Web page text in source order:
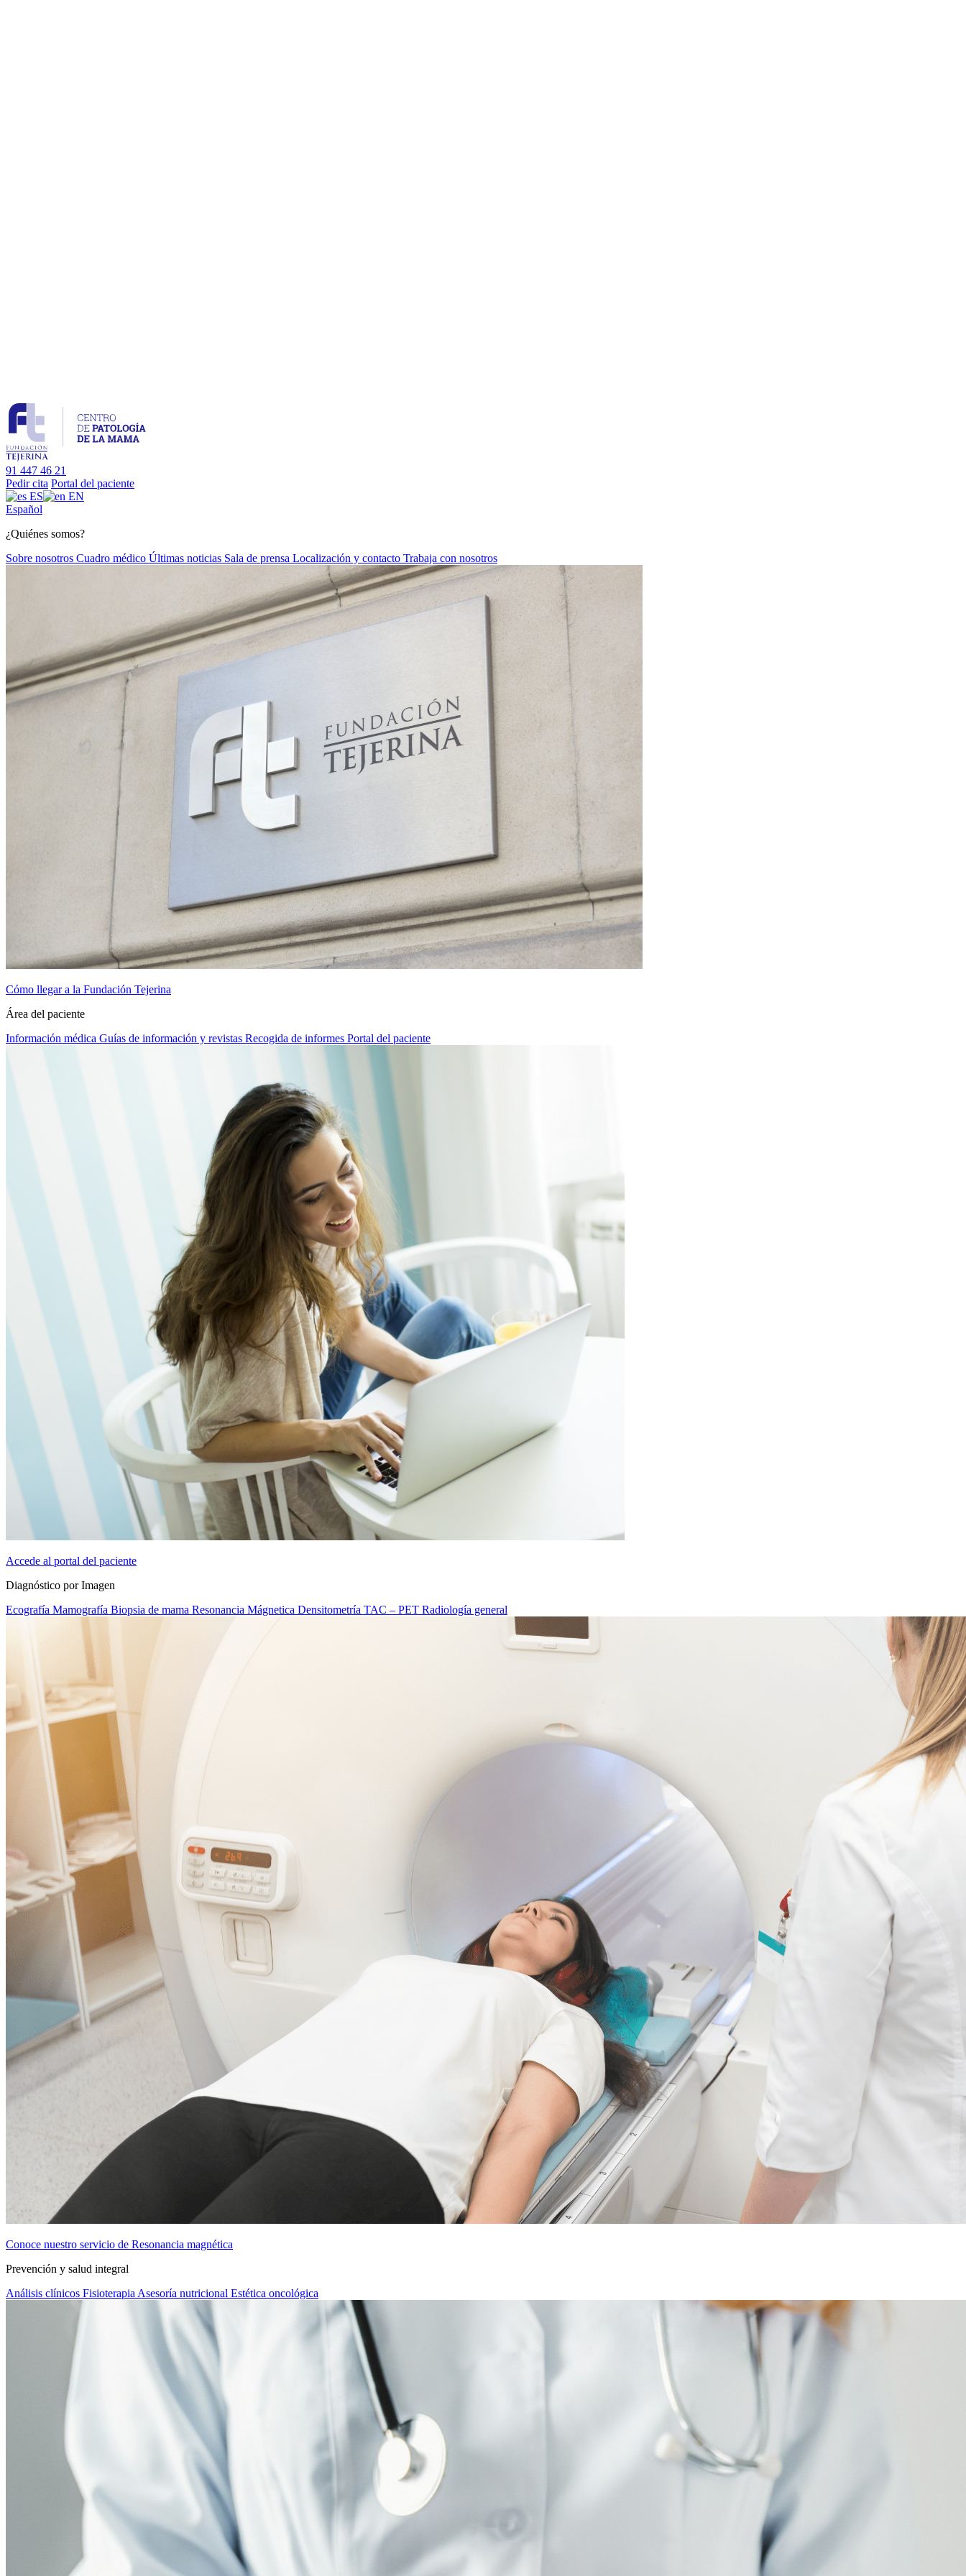
91 447 46 21
Pedir cita Portal del paciente
ES
EN
Español
¿Quiénes somos?
Sobre nosotros Cuadro médico Últimas noticias Sala de prensa Localización y contacto Trabaja con nosotros
Cómo llegar a la Fundación Tejerina
Área del paciente
Información médica Guías de información y revistas Recogida de informes Portal del paciente
Accede al portal del paciente
Diagnóstico por Imagen
Ecografía Mamografía Biopsia de mama Resonancia Mágnetica Densitometría TAC – PET Radiología general
Conoce nuestro servicio de Resonancia magnética
Prevención y salud integral
Análisis clínicos Fisioterapia Asesoría nutricional Estética oncológica